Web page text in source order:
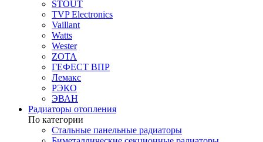
STOUT
TVP Electronics
Vaillant
Watts
Wester
ZOTA
ГЕФЕСТ ВПР
Лемакс
РЭКО
ЭВАН
Радиаторы отопления
По категории
Стальные панельные радиаторы